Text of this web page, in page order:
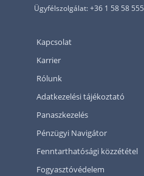
Ügyfélszolgálat: +36 1 58 58 555
Kapcsolat
Karrier
Rólunk
Adatkezelési tájékoztató
Panaszkezelés
Pénzügyi Navigátor
Fenntarthatósági közzététel
Fogyasztóvédelem